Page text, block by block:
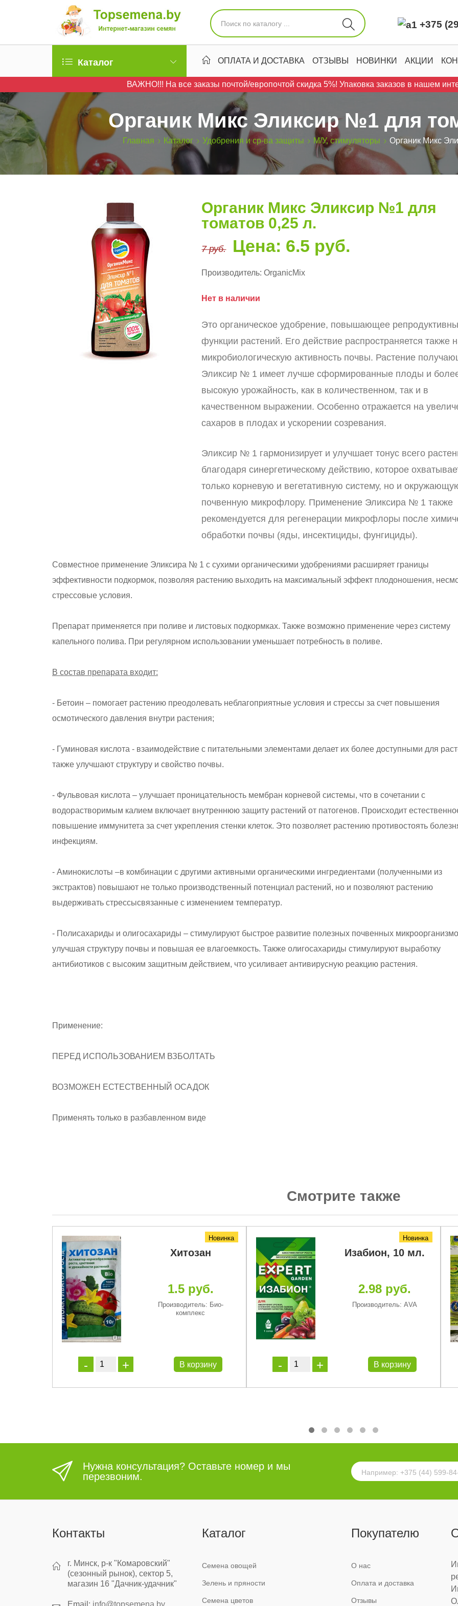
+375
Каталог ОПЛАТА И ДОСТАВКА ОТЗЫВЫ НОВИНКИ АКЦИИ
ВАЖНО!!! На все заказы почтой/европочтой скидка 5%! Упаковка заказов в нашем
Органик Микс Эликсир №1 для
Главная Каталог Удобрения и ср-ва защиты М/У, стимуляторы Органик Микс
Органик Микс Эликсир №1 для
томатов 0,25 л.
7 руб. Цена: 6.5 руб.
Производитель: OrganicMix
Нет в наличии
Это органическое удобрение, повышающее
функции растений. Его действие распространяется также
микробиологическую активность почвы. Растение
Эликсир № 1 имеет лучше сформированные плоды и
высокую урожайность, как в количественном, так и в
качественном выражении. Особенно отражается на
сахаров в плодах и ускорении созревания.
Эликсир № 1 гармонизирует и улучшает тонус всего
благодаря синергетическому действию, которое
только корневую и вегетативную систему, но и
почвенную микрофлору. Применение Эликсира № 1 также
рекомендуется для регенерации микрофлоры после
обработки почвы (яды, инсектициды, фунгициды).
Совместное применение Эликсира № 1 с сухими органическими удобрениями расширяет границы
эффективности подкормок, позволяя растению выходить на максимальный эффект плодоношения,
стрессовые условия.
Препарат применяется при поливе и листовых подкормках. Также возможно применение через систему
капельного полива. При регулярном использовании уменьшает потребность в поливе.
В состав препарата входит:
- Бетоин – помогает растению преодолевать неблагоприятные условия и стрессы за счет повышения
осмотического давления внутри растения;
- Гуминовая кислота - взаимодействие с питательными элементами делает их более доступными для
также улучшают структуру и свойство почвы.
- Фульвовая кислота – улучшает проницательность мембран корневой системы, что в сочетании с
водорастворимым калием включает внутреннюю защиту растений от патогенов. Происходит
повышение иммунитета за счет укрепления стенки клеток. Это позволяет растению противостоять
инфекциям.
- Аминокислоты –в комбинации с другими активными органическими ингредиентами (полученными из
экстрактов) повышают не только производственный потенциал растений, но и позволяют растению
выдерживать стрессысвязанные с изменением температур.
- Полисахариды и олигосахариды – стимулируют быстрое развитие полезных почвенных
улучшая структуру почвы и повышая ее влагоемкость. Также олигосахариды стимулируют выработку
антибиотиков с высоким защитным действием, что усиливает антивирусную реакцию растения.
Применение:
ПЕРЕД ИСПОЛЬЗОВАНИЕМ ВЗБОЛТАТЬ
ВОЗМОЖЕН ЕСТЕСТВЕННЫЙ ОСАДОК
Применять только в разбавленном виде
Смотрите также
Новинка
Хитозан
1.5 руб.
Производитель: Био-
комплекс
В корзину
Новинка
Изабион, 10 мл.
2.98 руб.
Производитель: АVA
В корзину
Нужна консультация? Оставьте номер и мы
перезвоним.
Контакты
г. Минск, р-к "Комаровский"
(сезонный рынок), сектор 5,
магазин 16 "Дачник-удачник"
Email: info@topsemena.by
Каталог
Семена овощей
Зелень и пряности
Семена цветов
Покупателю
О нас
Оплата и доставка
Отзывы